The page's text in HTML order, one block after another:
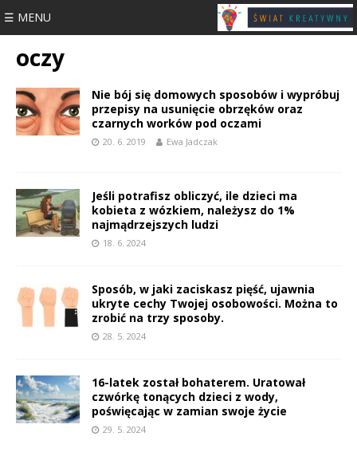
☰ MENU
oczy
Nie bój się domowych sposobów i wypróbuj
przepisy na usunięcie obrzęków oraz
czarnych worków pod oczami
20. 6. 2019 Ewa Jadczak
Jeśli potrafisz obliczyć, ile dzieci ma
kobieta z wózkiem, należysz do 1%
najmądrzejszych ludzi
18. 6. 2024
Sposób, w jaki zaciskasz pięść, ujawnia
ukryte cechy Twojej osobowości. Można to
zrobić na trzy sposoby.
28. 5. 2024
16-latek został bohaterem. Uratował
czwórkę tonących dzieci z wody,
poświęcając w zamian swoje życie
29. 5. 2024